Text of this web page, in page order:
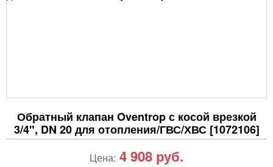
Обратный клапан Oventrop с косой врезкой
3/4", DN 20 для отопления/ГВС/ХВС [1072106]
Цена: 4 908 руб.